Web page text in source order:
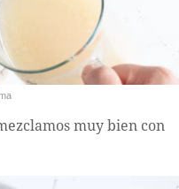
muy bien con